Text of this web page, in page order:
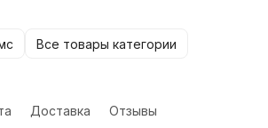
Все товары категории
Доставка Отзывы